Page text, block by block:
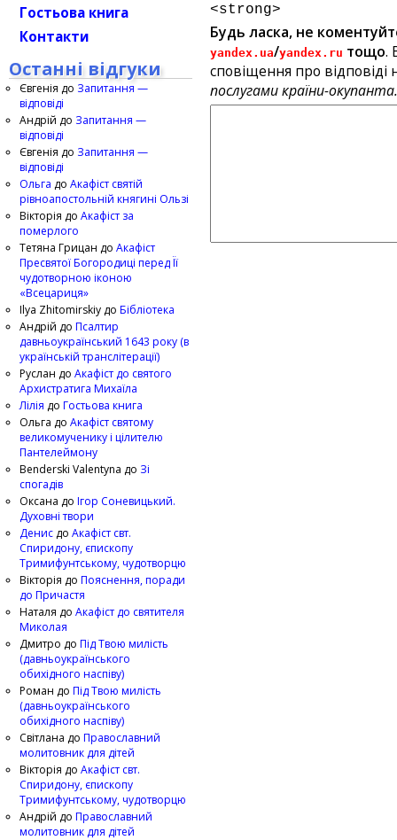
<strong>
Будь ласка, не
yandex.ua/yandex.ru тощо.
сповіщення про відповіді
послугами країни-
Гостьова книга
Контакти
Останні відгуки
Євгенія до Запитання —
відповіді
Андрій до Запитання —
відповіді
Євгенія до Запитання —
відповіді
Ольга до Акафіст святій
рівноапостольній княгині Ользі
Вікторія до Акафіст за
померлого
Тетяна Грицан до Акафіст
Пресвятої Богородиці перед Її
чудотворною іконою
«Всецариця»
Ilya Zhitomirskiy до Бібліотека
Андрій до Псалтир
давньоукраїнський 1643 року (в
українській транслітерації)
Руслан до Акафіст до святого
Архистратига Михаїла
Лілія до Гостьова книга
Ольга до Акафіст святому
великомученику і цілителю
Пантелеймону
Benderski Valentyna до Зі
спогадів
Оксана до Ігор Соневицький.
Духовні твори
Денис до Акафіст свт.
Спиридону, єпископу
Тримифунтському, чудотворцю
Вікторія до Пояснення, поради
до Причастя
Наталя до Акафіст до святителя
Миколая
Дмитро до Під Твою милість
(давньоукраїнського
обихідного наспіву)
Роман до Під Твою милість
(давньоукраїнського
обихідного наспіву)
Світлана до Православний
молитовник для дітей
Вікторія до Акафіст свт.
Спиридону, єпископу
Тримифунтському, чудотворцю
Андрій до Православний
молитовник для дітей